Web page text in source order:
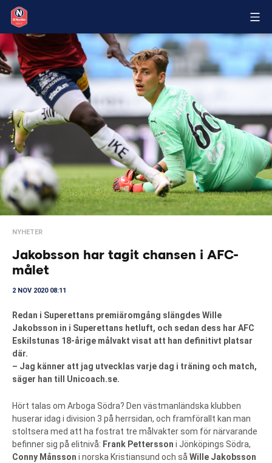
NYHETER
Jakobsson har tagit chansen i AFC-
målet
2 NOV 2020 08:11
Redan i Superettans premiäromgång slängdes Wille
Jakobsson in i Superettans hetluft, och sedan dess har AFC
Eskilstunas 18-årige målvakt visat att han definitivt platsar
där.
– Jag känner att jag utvecklas varje dag i träning och match,
säger han till Unicoach.se.
Hört talas om Arboga Södra? Den västmanländska klubben
huserar idag i division 3 på herrsidan, och framförallt kan man
stoltsera med att ha fostrat tre målvakter som för närvarande
befinner sig på elitnivå: Frank Pettersson i Jönköpings Södra,
Conny Månsson i norska Kristiansund och såWille Jakobsson